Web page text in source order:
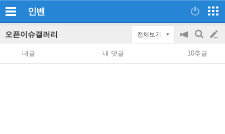
인벤
오픈이슈갤러리 전체보기
공
지
on/off
검
색
글
쓰
내글 내 댓글 10추글